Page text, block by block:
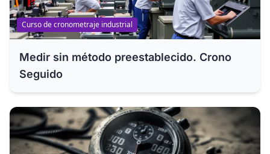
Curso de cronometraje industrial
Medir sin método preestablecido. Crono
Seguido